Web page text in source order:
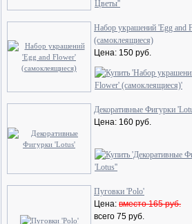
Набор украшений 'Egg and
(самоклеящиеся)
Цена: 150 руб.
Декоративные Фигурки
Цена: 160 руб.
Пуговки 'Polo'
Цена: вместо 165 руб.
всего 75 руб.